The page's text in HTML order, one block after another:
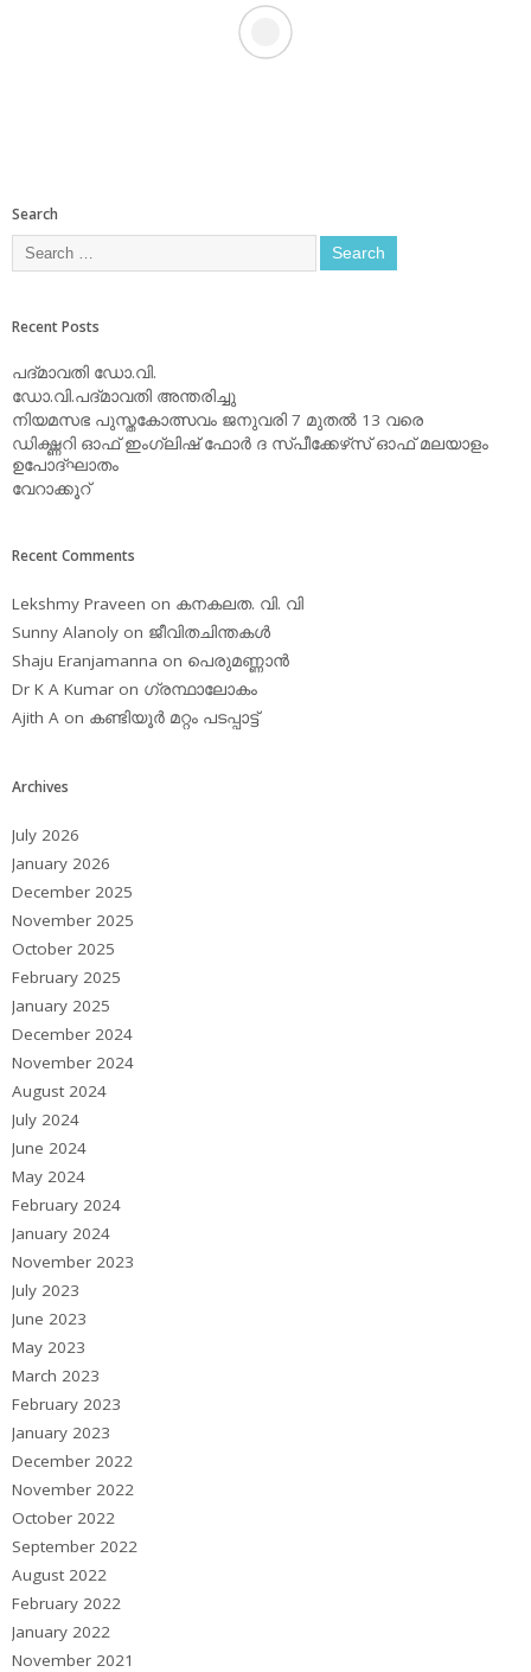
Search
Recent Posts
പദ്മാവതി ഡോ.വി.
ഡോ.വി.പദ്മാവതി അന്തരിച്ചു
നിയമസഭ പുസ്തകോത്സവം ജനുവരി 7 മുതല്‍ 13 വരെ
ഡിക്ഷ്ണറി ഓഫ് ഇംഗ്ലിഷ് ഫോര്‍ ദ സ്പീക്കേഴ്‌സ് ഓഫ് മലയാളം
ഉപോദ്ഘാതം
വേറാക്കൂറ്
Recent Comments
Lekshmy Praveen on കനകലത. വി. വി
Sunny Alanoly on ജീവിതചിന്തകള്‍
Shaju Eranjamanna on പെരുമണ്ണാന്‍
Dr K A Kumar on ഗ്രന്ഥാലോകം
Ajith A on കണ്ടിയൂര്‍ മറ്റം പടപ്പാട്ട്‌
Archives
July 2026
January 2026
December 2025
November 2025
October 2025
February 2025
January 2025
December 2024
November 2024
August 2024
July 2024
June 2024
May 2024
February 2024
January 2024
November 2023
July 2023
June 2023
May 2023
March 2023
February 2023
January 2023
December 2022
November 2022
October 2022
September 2022
August 2022
February 2022
January 2022
November 2021